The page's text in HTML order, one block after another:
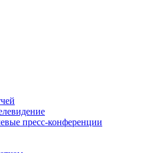
пресс-конференции